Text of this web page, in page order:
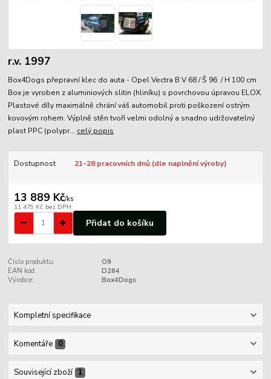
r.v. 1997
Box4Dogs přepravní klec do auta - Opel Vectra B V 68 / Š 96 / H 100 cm
Box je vyroben z aluminiových slitin (hliníku) s povrchovou úpravou ELOX.
Plastové díly maximálně chrání váš automobil proti poškození ostrým
kovovým rohem. Výplně stěn tvoří velmi odolný a snadno udržovatelný
plast PPC (polypr... celý popis
Dostupnost 21-28 pracovních dnů (dle naplnění výroby)
13 889 Kč/ks
11 479 Kč bez DPH
Přidat do košíku
Číslo produktu:
O9
EAN kód:
D264
Výrobce:
Box4Dogs
Kompletní specifikace
Komentáře 0
Související zboží 1